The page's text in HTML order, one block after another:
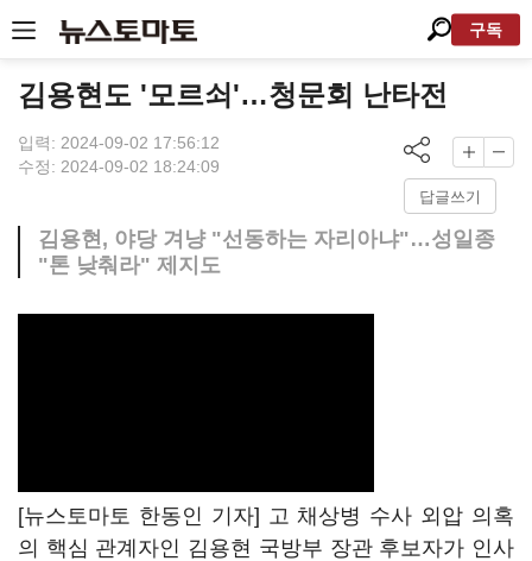
구독
김용현도 '모르쇠'…청문회 난타전
입력: 2024-09-02 17:56:12
수정: 2024-09-02 18:24:09
답글쓰기
김용현, 야당 겨냥 "선동하는 자리아냐"…성일종
"톤 낮춰라" 제지도
[뉴스토마토 한동인 기자] 고 채상병 수사 외압 의혹
의 핵심 관계자인 김용현 국방부 장관 후보자가 인사